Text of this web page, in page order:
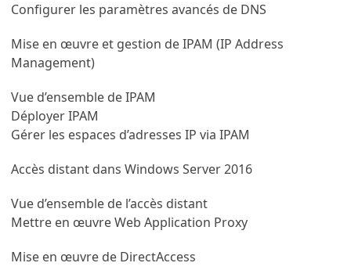
Configurer les paramètres avancés de DNS
Mise en œuvre et gestion de IPAM (IP Address
Management)
Vue d’ensemble de IPAM
Déployer IPAM
Gérer les espaces d’adresses IP via IPAM
Accès distant dans Windows Server 2016
Vue d’ensemble de l’accès distant
Mettre en œuvre Web Application Proxy
Mise en œuvre de DirectAccess